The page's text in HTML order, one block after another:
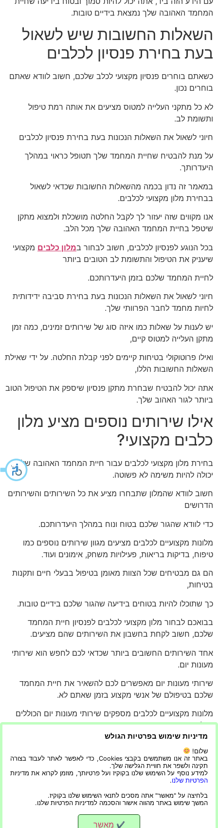
המחמד האהובה שלך נמצאת בידיים טובות.
השאלות החשובות שיש לשאול
בעת בחירת פנסיון לכלבים
כשאתם בוחרים פנסיון מקצועי לכלב שלכם, חשוב לוודא שאתם
בוחרים נכון.
לא כל מתקני העלייה למטוס מציעים את אותה רמת טיפול
ותשומת לב.
חיוני לשאול את השאלות הנכונות בעת בחירת פנסיון לכלבים
על מנת להבטיח שחיית המחמד שלך תטופל כראוי במהלך
היעדרותך.
במאמר זה נדון בכמה מהשאלות החשובות שכדאי לשאול
בבחירת מלון מקצועי לכלבים.
אנו מקווים שזה יעזור לך לקבל החלטה מושכלת ולמצוא מתקן
שיטפל בחיית המחמד האהובה שלך מכל הלב.
בכל הנוגע לפנסיון לכלבים, חשוב לבחור במלון כלבים מקצועי
שיעניק את הטיפול והתשומת לב הטובים ביותר
לחיית המחמד שלכם בזמן היעדרותכם.
חיוני לשאול את השאלות הנכונות בעת בחירת סביבה ידידותית
לחיות מחמד לחבר הפרוותי שלך.
יש לענות על שאלות כמו איזה סוג של שירותים זמינים, כמה זמן
מתקן העלייה למטוס קיים,
ואילו פרוטוקולי בטיחות קיימים לפני קבלת החלטה. על ידי שאילת
השאלות החשובות הללו,
אתה יכול להבטיח שבחרת מתקן פנסיון שיספק את הטיפול הטוב
ביותר לגור האהוב שלך.
אילו שירותים נוספים מציע מלון
כלבים מקצועי?
בחירת מלון מקצועי לכלבים עבור חיית המחמד האהובה שלך
יכולה להיות משימה לא פשוטה.
חשוב לוודא שהמלון שתבחרו מציע את כל השירותים והשירותים
הדרושים
כדי לוודא שהגור שלכם בטוח ונוח במהלך היעדרותכם.
מלונות מקצועיים לכלבים מציעים מגוון שירותים נוספים כמו
טיפוח, בדיקות בריאות, פעילויות משחק, אימונים ועוד.
הם גם מבטיחים שכל הצוות מאומן בטיפול בבעלי חיים ותקנות
בטיחות,
כך שתוכלו להיות בטוחים בידיעה שהגור שלכם בידיים טובות.
בבואכם לבחור מלון מקצועי לכלבים לפנסיון חיית המחמד
שלכם, חשוב לקחת בחשבון את השירותים שהם מציעים.
אחד השירותים החשובים ביותר שכדאי לכם לחפש הוא שירותי
מעונות יום.
שירותי מעונות יום מאפשרים לכם להשאיר את חיית המחמד
שלכם בטיפולם של אנשי מקצוע בזמן שאתם לא.
מלונות מקצועיים לכלבים מספקים שירותי מעונות יום הכוללים
טיולים יומיים, שעות משחק,
הם גם מספקים טיפול רפואי במידת הצורך ומוודאים שהגור שלך
בטוח ונוח במהלך שהותם.
עם שירותי מעונות יום, אתה יכול להיות סמוך ובטוח שהחבר
הפרוותי שלך יטופל מכל הלב בהיעדרך.
מדיניות שימוש בפרטיות הגולש
שלום!
באתר זה אנו משתמשים בקבצי Cookies, כדי לאפשר לאתר לעבוד בצורה
תקינה ולשפר את חוויית הגלישה שלך.
למידע נוסף על השימוש שלנו בקוקיז ועל פרטיותך, מוזמן לקרוא את מדיניות
הפרטיות שלנו.
בלחיצה על "מאשר" אתה מסכים לתנאי השימוש שלנו בקוקיז.
המשך שימוש באתר מהווה אישור והסכמה למדיניות הפרטיות שלנו.
✔ מאשר